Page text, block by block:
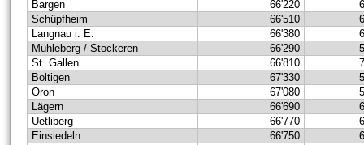
Bargen
66'220
Schüpfheim
66'510
Langnau i. E.
66'380
Mühleberg / Stockeren
66'290
St. Gallen
66'810
Boltigen
67'330
Oron
67'080
Lägern
66'690
Uetliberg
66'770
Einsiedeln
66'750